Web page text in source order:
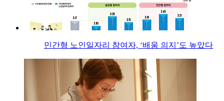
민간형 노인일자리 참여자, ‘배움 의지’도 높았다